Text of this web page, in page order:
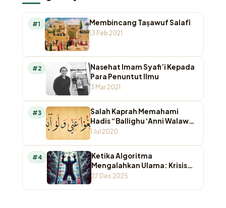
#1 Membincang Taṣawuf Salafī
13 Feb 2021
#2
Nasehat Imam Syafi’i Kepada
Para Penuntut Ilmu
3 Mar 2021
#3
Salah Kaprah Memahami
Hadis “Ballighu ‘Anni Walaw
Ayah”
1 Jul 2020
#4
Ketika Algoritma
Mengalahkan Ulama: Krisis
Otoritas Keagamaan di
27 Des 2025